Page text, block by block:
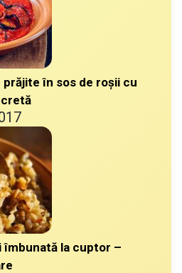
în sos de roșii cu
îmbunată la cuptor –